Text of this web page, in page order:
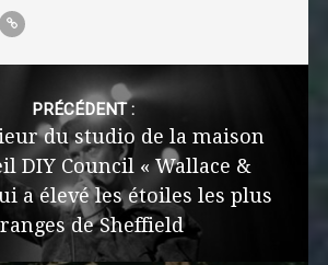
PRÉCÉDENT :
du studio de la maison
DIY Council « Wallace &
a élevé les étoiles les plus
de Sheffield